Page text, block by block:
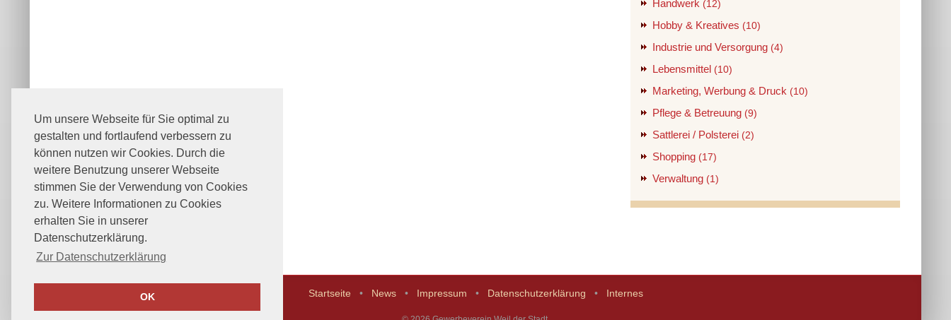
Um unsere Webseite für Sie optimal zu
gestalten und fortlaufend verbessern zu
können nutzen wir Cookies. Durch die
weitere Benutzung unserer Webseite
stimmen Sie der Verwendung von Cookies
zu. Weitere Informationen zu Cookies
erhalten Sie in unserer
Datenschutzerklärung.
Zur Datenschutzerklärung
OK
Handwerk (12)
Hobby & Kreatives (10)
Industrie und Versorgung (4)
Lebensmittel (10)
Marketing, Werbung & Druck (10)
Pflege & Betreuung (9)
Sattlerei / Polsterei (2)
Shopping (17)
Verwaltung (1)
Startseite News Impressum Datenschutzerklärung Internes